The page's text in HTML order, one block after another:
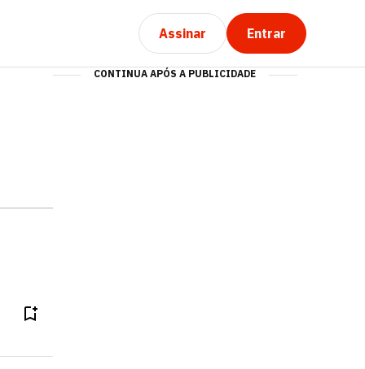
Assinar Entrar
CONTINUA APÓS A PUBLICIDADE